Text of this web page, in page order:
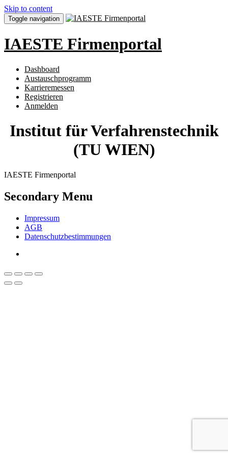
Skip to content
Toggle navigation
IAESTE Firmenportal
Dashboard
Austauschprogramm
Karrieremessen
Registrieren
Anmelden
Institut für Verfahrenstechnik
(TU WIEN)
IAESTE Firmenportal
Secondary Menu
Impressum
AGB
Datenschutzbestimmungen